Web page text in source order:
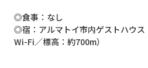
◎食事：なし
◎宿：アルマトイ市内ゲストハウス
Wi-Fi／標高：約700m）